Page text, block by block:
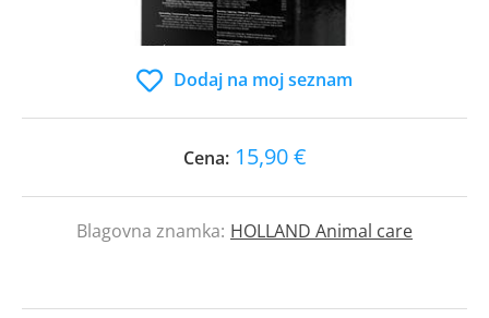
Dodaj na moj seznam
Cena: 15,90 €
Blagovna znamka: HOLLAND Animal care